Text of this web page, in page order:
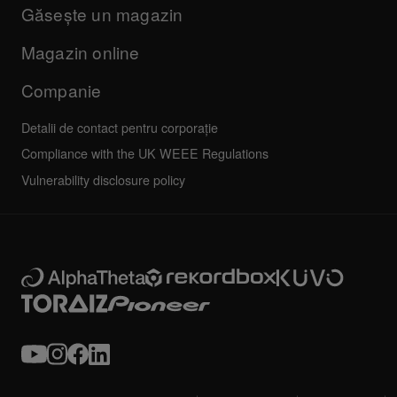
FAQs
Forum comunitate
Service, reparații, garanție
Companie
Altele
Găsește un magazin
Magazin online
Companie
Detalii de contact pentru corporație
Compliance with the UK WEEE Regulations
Vulnerability disclosure policy